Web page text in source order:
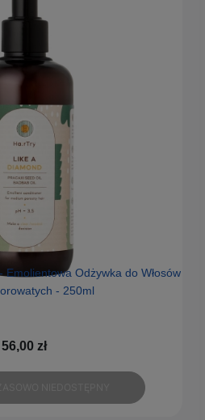
Odżywka do Włosów
- 250ml
56,00 zł